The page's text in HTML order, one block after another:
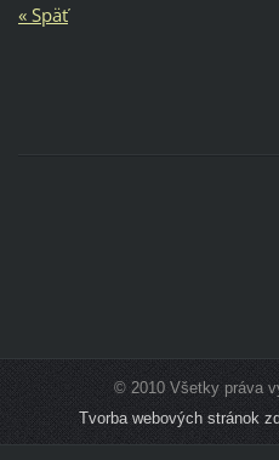
« Späť
© 2010 Všetky práva
Tvorba webových stránok